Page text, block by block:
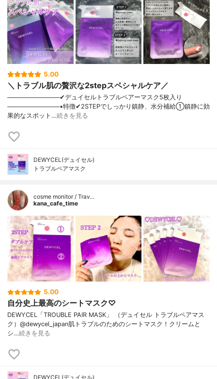
5.00
＼トラブル肌の贅沢な2stepスペシャルケア／
────────────✔︎デュイセルトラブルペアーマスク5枚入り
────────────▪️特徴✔︎2STEPでしっかり鎮静、水分補給①鎮静に効
果的なスポット…続きを見る
DEWYCEL(デュイセル)
トラブルペアマスク
cosme monitor / Trav…
kana_cafe_time
5.00
自分史上最高のシートマスク♡
DEWYCEL「TROUBLE PAIR MASK」 （デュイセル トラブルペアマス
ク）@dewycel_japan肌トラブルのためのシートマスク！クリームと
シ…続きを見る
DEWYCEL(デュイセル)